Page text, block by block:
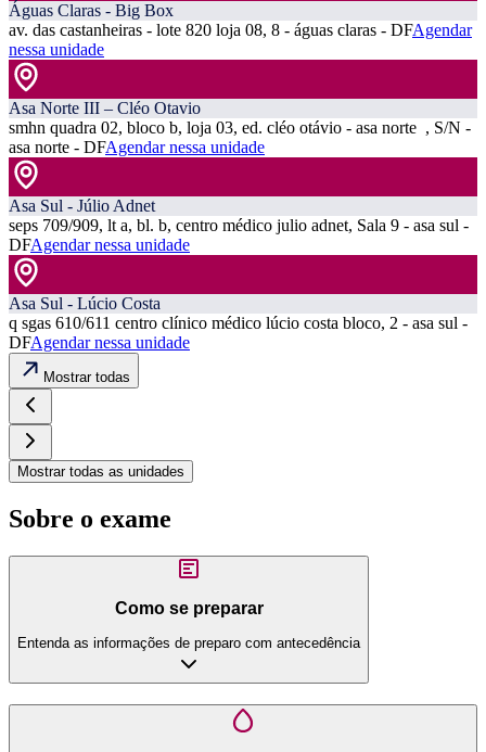
Águas Claras - Big Box
av. das castanheiras - lote 820 loja 08, 8 - águas claras - DFAgendar
nessa unidade
Asa Norte III – Cléo Otavio
smhn quadra 02, bloco b, loja 03, ed. cléo otávio - asa norte , S/N -
asa norte - DFAgendar nessa unidade
Asa Sul - Júlio Adnet
seps 709/909, lt a, bl. b, centro médico julio adnet, Sala 9 - asa sul -
DFAgendar nessa unidade
Asa Sul - Lúcio Costa
q sgas 610/611 centro clínico médico lúcio costa bloco, 2 - asa sul -
DFAgendar nessa unidade
Mostrar todas
Mostrar todas as unidades
Sobre o exame
Como se preparar
Entenda as informações de preparo com antecedência